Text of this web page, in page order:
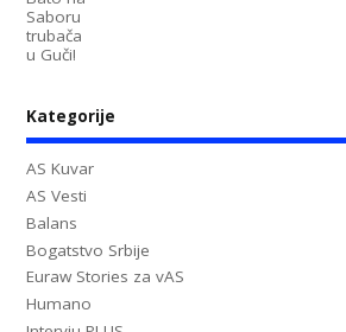
Kategorije
AS Kuvar
AS Vesti
Balans
Bogatstvo Srbije
Euraw Stories za vAS
Humano